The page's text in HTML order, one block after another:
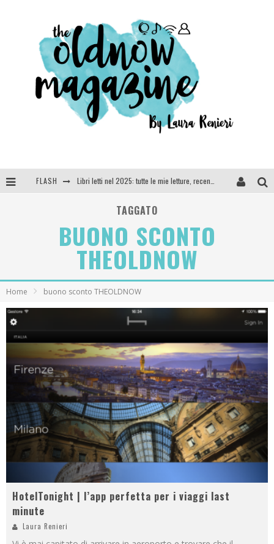
FLASH
SEE YOU AT 5 | Chanel
TAGGATO
BUONO SCONTO
THEOLDNOW
Home buono sconto THEOLDNOW
HotelTonight | l’app perfetta per i viaggi last
minute
Laura Renieri